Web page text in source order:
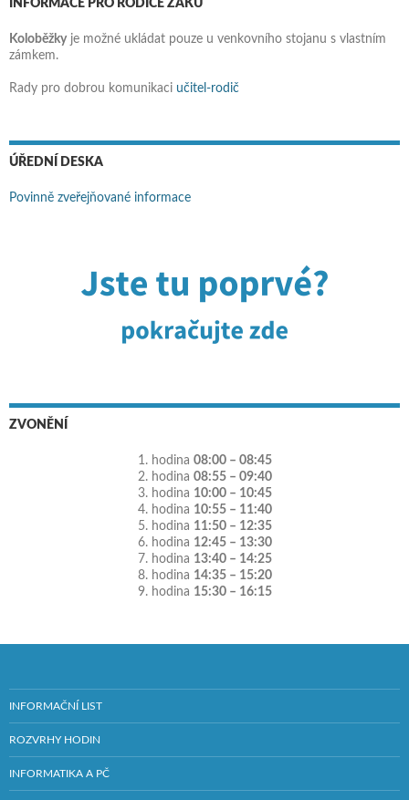
INFORMACE PRO RODIČE ŽÁKŮ
Koloběžkyje možné ukládat pouze u venkovního stojanu s vlastním
zámkem.
Rady pro dobrou komunikaci učitel-rodič
ÚŘEDNÍ DESKA
Povinně zveřejňované informace
ZVONĚNÍ
1. hodina 08:00 – 08:45
2. hodina 08:55 – 09:40
3. hodina 10:00 – 10:45
4. hodina 10:55 – 11:40
5. hodina 11:50 – 12:35
6. hodina 12:45 – 13:30
7. hodina 13:40 – 14:25
8. hodina 14:35 – 15:20
9. hodina 15:30 – 16:15
INFORMAČNÍ LIST
ROZVRHY HODIN
INFORMATIKA A PČ